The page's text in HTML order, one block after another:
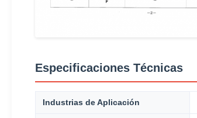
Especificaciones Técnicas
Industrias de Aplicación